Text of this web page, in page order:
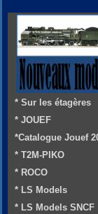
* Sur les étagères
* JOUEF
*Catalogue Jouef
* T2M-PIKO
* ROCO
* LS Models
* LS Models SNCF